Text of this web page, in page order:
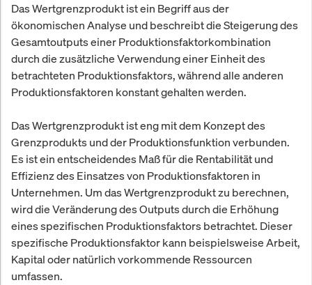
Das Wertgrenzprodukt ist ein Begriff aus der
ökonomischen Analyse und beschreibt die Steigerung des
Gesamtoutputs einer Produktionsfaktorkombination
durch die zusätzliche Verwendung einer Einheit des
betrachteten Produktionsfaktors, während alle anderen
Produktionsfaktoren konstant gehalten werden.
Das Wertgrenzprodukt ist eng mit dem Konzept des
Grenzprodukts und der Produktionsfunktion verbunden.
Es ist ein entscheidendes Maß für die Rentabilität und
Effizienz des Einsatzes von Produktionsfaktoren in
Unternehmen. Um das Wertgrenzprodukt zu berechnen,
wird die Veränderung des Outputs durch die Erhöhung
eines spezifischen Produktionsfaktors betrachtet. Dieser
spezifische Produktionsfaktor kann beispielsweise Arbeit,
Kapital oder natürlich vorkommende Ressourcen
umfassen.